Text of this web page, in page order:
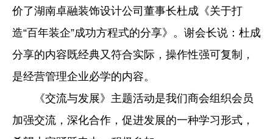
价了湖南卓融装饰设计公司董事长杜成《关于打
造“百年装企”成功方程式的分享》。谢会长说：杜成
分享的内容既经典又符合实际，操作性强可复制，
是经营管理企业必学的内容。
《交流与发展》主题活动是我们商会组织会员
加强交流，深化合作，促进发展的一种学习形式，